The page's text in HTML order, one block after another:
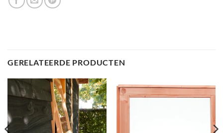
GERELATEERDE PRODUCTEN